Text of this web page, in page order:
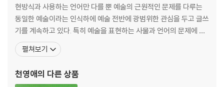
형상이 없으나 이름으로 존재하는, 붓다buddha
- 김아타의 〈Nirvana〉 시리즈
기억과 반역의 꿈, 파이프
- 마그리트의 파이프
- 곽인식의 유리 물성을 이용한 회화
현방식과 사용하는 언어만 다를 뿐 예술의 근원적인 문제를 다루는
동일한 예술이라는 인식하에 예술 전반에 광범위한 관심을 두고 글쓰
기를 계속하고 있다. 특히 예술을 표현하는 사물과 언어의 문제에 천
착하여 작가들이 무엇을 통해 어떻게 보여주고자 하는지에 대해 많은
관심을 가지고 연구하고 있다. 저서 『무간을 건너다』는 삶의 고통과
언어의 표현방식을 실험하였으며, 『나는 너무 늦게야
펼쳐보기
천영애의 다른 상품